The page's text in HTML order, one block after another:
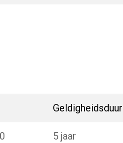
website)
Geldigheidsduur
5 jaar